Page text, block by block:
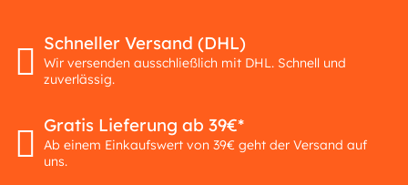
Schneller Versand (DHL)
Wir versenden ausschließlich mit DHL. Schnell und
zuverlässig.
Gratis Lieferung ab 39€*
Ab einem Einkaufswert von 39€ geht der Versand auf
uns.